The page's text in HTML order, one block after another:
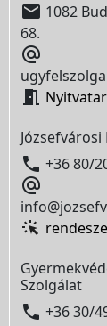
 1082
68.


 +36 80/

Szolgálat
 +36 30/